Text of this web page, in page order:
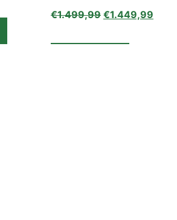
€1.499,99 €1.449,99